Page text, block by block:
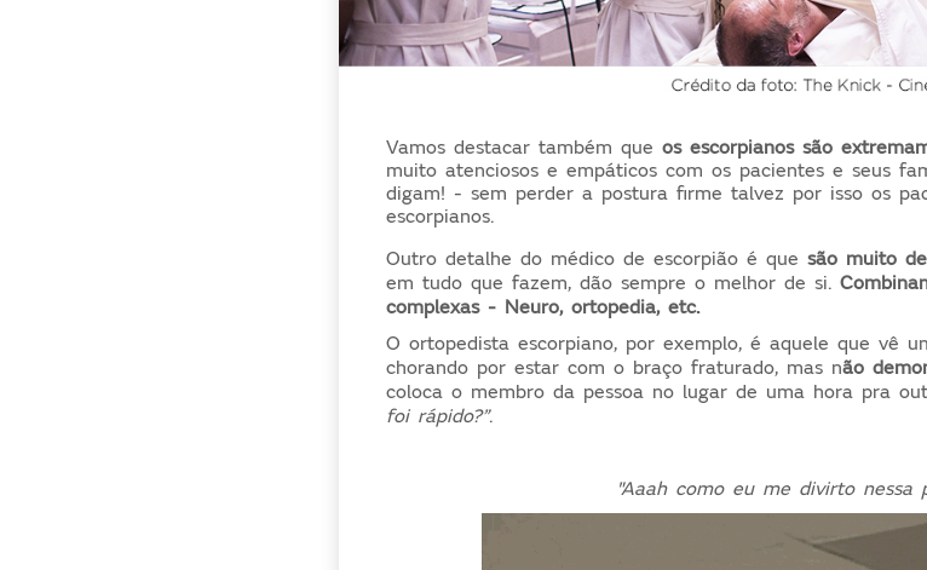
Vamos destacar também queos escorpianos são
muito atenciosos e empáticos com os pacientes e seus
digam! - sem perder a postura firme talvez por isso os
escorpianos.
Outro detalhe do médico de escorpião é quesão muito
em tudo que fazem, dão sempre o melhor de si.
complexas - Neuro, ortopedia, etc.
O ortopedista escorpiano, por exemplo, é aquele que vê
chorando por estar com o braço fraturado, mas não
coloca o membro da pessoa no lugar de uma hora pra
foi rápido?”.
"Aaah como eu me divirto nessa